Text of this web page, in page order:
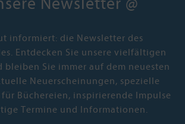
Wenn er sie nicht vorher einholt...
informiert: die Newsletter des
Entdecken Sie unsere vielfältigen
bleiben Sie immer auf dem neuesten
Neuerscheinungen, spezielle
Büchereien, inspirierende Impulse
Termine und Informationen.